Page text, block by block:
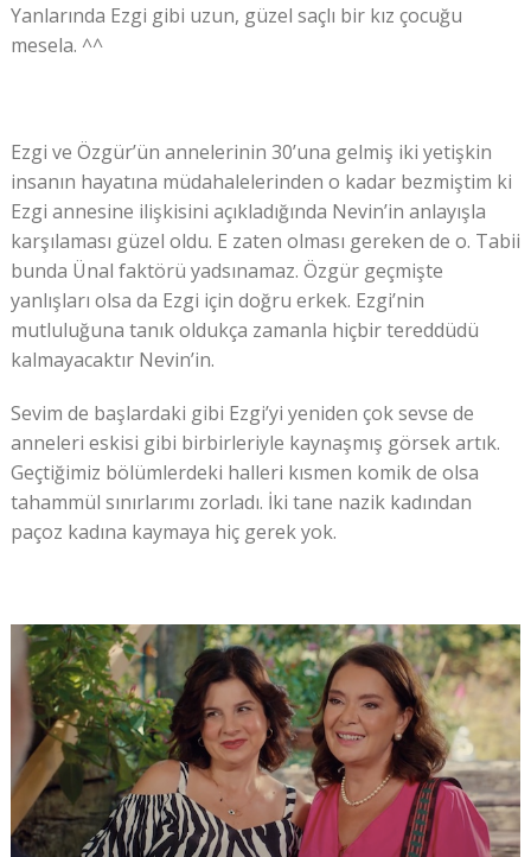
Yanlarında Ezgi gibi uzun, güzel saçlı bir kız çocuğu
mesela. ^^
Ezgi ve Özgür’ün annelerinin 30’una gelmiş iki yetişkin
insanın hayatına müdahalelerinden o kadar bezmiştim ki
Ezgi annesine ilişkisini açıkladığında Nevin’in anlayışla
karşılaması güzel oldu. E zaten olması gereken de o. Tabii
bunda Ünal faktörü yadsınamaz. Özgür geçmişte
yanlışları olsa da Ezgi için doğru erkek. Ezgi’nin
mutluluğuna tanık oldukça zamanla hiçbir tereddüdü
kalmayacaktır Nevin’in.
Sevim de başlardaki gibi Ezgi’yi yeniden çok sevse de
anneleri eskisi gibi birbirleriyle kaynaşmış görsek artık.
Geçtiğimiz bölümlerdeki halleri kısmen komik de olsa
tahammül sınırlarımı zorladı. İki tane nazik kadından
paçoz kadına kaymaya hiç gerek yok.